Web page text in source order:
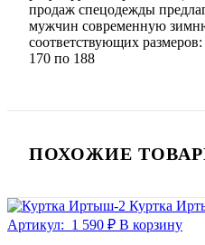
продаж спецодежды
мужчин современную
соответствующих
170 по 188
ПОХОЖИЕ
Куртка
Артикул: 1 590 ₽ В корзину